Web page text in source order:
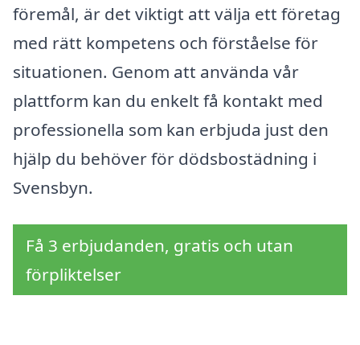
föremål, är det viktigt att välja ett företag
med rätt kompetens och förståelse för
situationen. Genom att använda vår
plattform kan du enkelt få kontakt med
professionella som kan erbjuda just den
hjälp du behöver för dödsbostädning i
Svensbyn.
Få 3 erbjudanden, gratis och utan
förpliktelser